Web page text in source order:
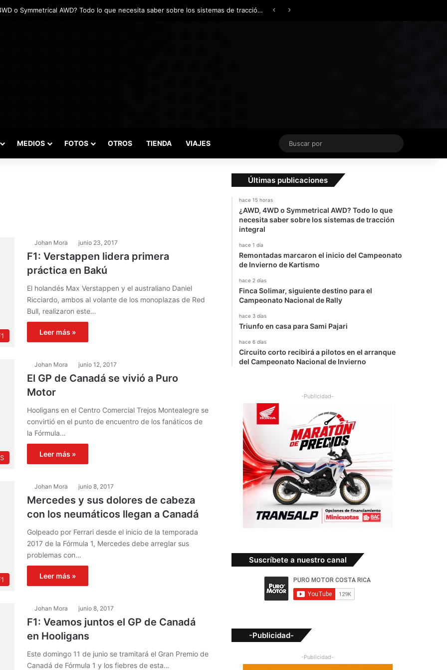
marcaron el inicio del Campeonato de Invierno de Kartismo
MEDIOS FOTOS OTROS TIENDA VIAJES
Buscar
por
Johan Mora junio 23, 2017
F1: Verstappen lidera primera
práctica en Bakú
El holandés Max Verstappen y el australiano Daniel
Ricciardo, ambos al volante de los monoplazas de Red
Bull, realizaron este…
Leer más »
Johan Mora junio 12, 2017
El GP de Canadá se vivió a Puro
Motor
Hooligans en el Centro Comercial Trejos Montealegre se
convirtió en el punto de encuentro de los fanáticos de
la Fórmula…
Leer más »
Johan Mora junio 8, 2017
Mercedes y sus dolores de cabeza
con los neumáticos llegan a Canadá
Golpeado por Ferrari desde el inicio de la temporada
2017 de la Fórmula 1, Mercedes debe arreglar sus
problemas con…
Leer más »
Johan Mora junio 8, 2017
F1: Veamos juntos el GP de Canadá
en Hooligans
Este domingo 11 de junio se tramitará el Gran Premio de
Canadá de Fórmula 1 y los fiebres de esta…
Últimas publicaciones
hace 15 horas
¿AWD, 4WD o Symmetrical AWD? Todo lo que
necesita saber sobre los sistemas de tracción
integral
hace 1 día
Remontadas marcaron el inicio del Campeonato
de Invierno de Kartismo
hace 2 días
Finca Solimar, siguiente destino para el
Campeonato Nacional de Rally
hace 3 días
Triunfo en casa para Sami Pajari
hace 6 días
Circuito corto recibirá a pilotos en el arranque
del Campeonato Nacional de Invierno
-Publicidad-
Suscríbete a nuestro canal
-Publicidad-
-Publicidad-